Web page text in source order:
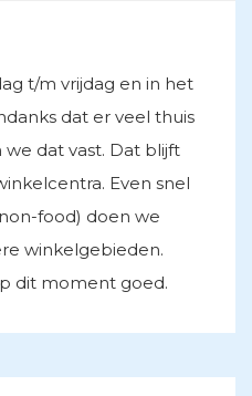
t/m vrijdag en in het
dat er veel thuis
dat vast. Dat blijft
Even snel
food) doen we
winkelgebieden.
dit moment goed.